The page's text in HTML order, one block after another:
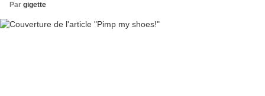
Par gigette